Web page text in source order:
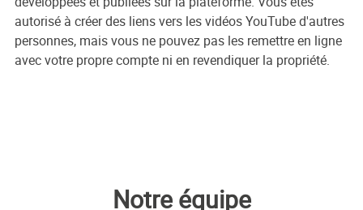
autorisé à créer des liens vers les vidéos YouTube d'autres
personnes, mais vous ne pouvez pas les remettre en ligne
avec votre propre compte ni en revendiquer la propriété.
Notre équipe